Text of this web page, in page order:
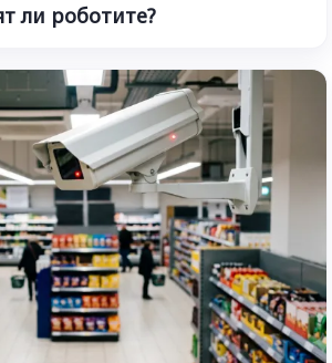
ли роботите?